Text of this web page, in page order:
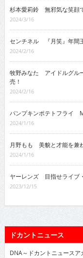
杉本愛莉鈴 無邪気な笑顔
2024/3/16
センチネル 『月笑』年間
2024/2/16
牧野みなた アイドルグル
売！
2024/2/16
パンプキンポテトフライ
2024/1/16
月野もも 美貌と才能を兼
2024/1/16
ヤーレンズ 目指せライブ
2023/12/15
ドカントニュース
DNA～ドカントニュース